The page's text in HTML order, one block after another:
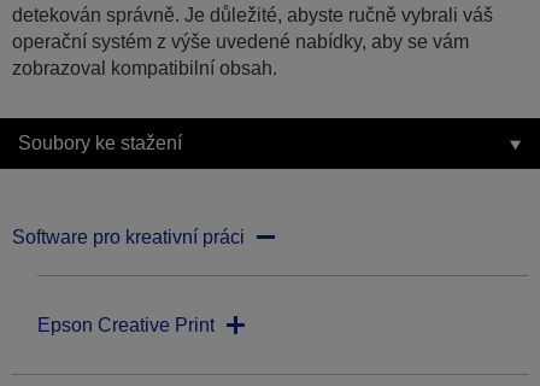
detekován správně. Je důležité, abyste ručně vybrali váš
operační systém z výše uvedené nabídky, aby se vám
zobrazoval kompatibilní obsah.
Soubory ke stažení
Software pro kreativní práci
Epson Creative Print